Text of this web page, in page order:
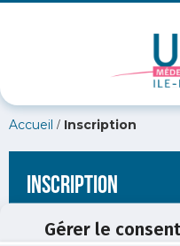
Gérer le
Accueil / Inscription
Inscription